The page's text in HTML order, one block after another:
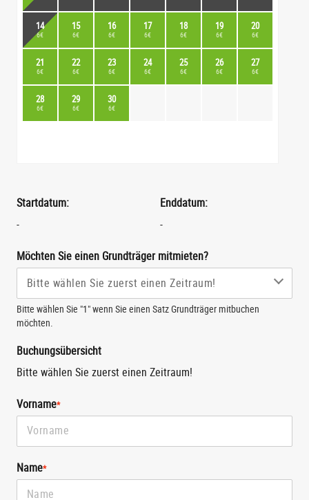
14
6€
15
6€
16
6€
17
6€
18
6€
19
6€
20
6€
21
6€
22
6€
23
6€
24
6€
25
6€
26
6€
27
6€
28
6€
29
6€
30
6€
Startdatum:
-
Enddatum:
-
Möchten Sie einen Grundträger mitmieten?
Bitte wählen Sie "1" wenn Sie einen Satz Grundträger mitbuchen
möchten.
Buchungsübersicht
Bitte wählen Sie zuerst einen Zeitraum!
Vorname*
Name*